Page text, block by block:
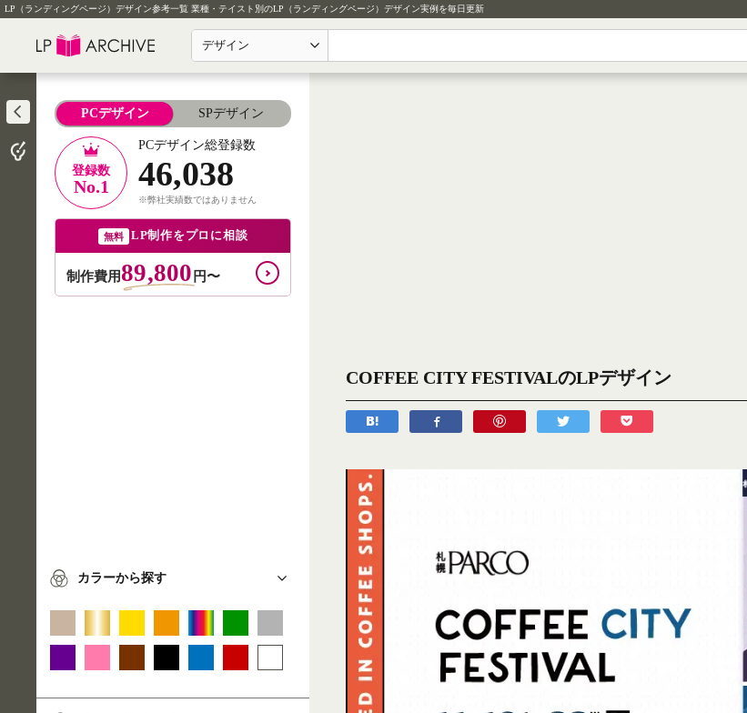
LP（ランディングページ）デザイン参考一覧 業種・テイスト別のLP（ランディングページ）デザイン実例を毎日更新
デザイン
PCデザイン SPデザイン
登録数
No.1
PCデザイン総登録数
46,038
※弊社実績数ではありません
無料 LP制作をプロに相談
制作費用89,800 円〜
カラーから探す
COFFEE CITY FESTIVALのLPデザイン